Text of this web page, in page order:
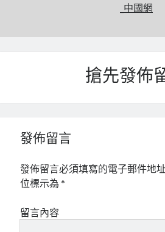
_中國網
搶先發佈
發佈留言
發佈留言必須填寫的電子郵件地
位標示為*
留言內容